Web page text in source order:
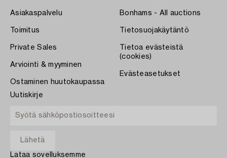
Asiakaspalvelu
Toimitus
Private Sales
Arviointi & myyminen
Ostaminen huutokaupassa
Bonhams - All auctions
Tietosuojakäytäntö
Tietoa evästeistä
(cookies)
Evästeasetukset
Uutiskirje
Lataa sovelluksemme